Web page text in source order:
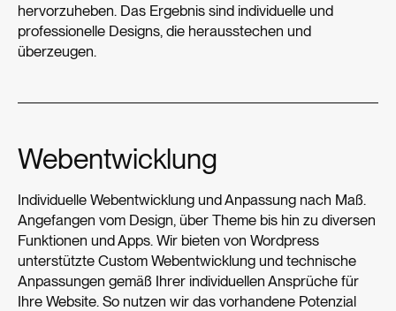
hervorzuheben. Das Ergebnis sind individuelle und
professionelle Designs, die herausstechen und
überzeugen.
Webentwicklung
Individuelle Webentwicklung und Anpassung nach Maß.
Angefangen vom Design, über Theme bis hin zu diversen
Funktionen und Apps. Wir bieten von Wordpress
unterstützte Custom Webentwicklung und technische
Anpassungen gemäß Ihrer individuellen Ansprüche für
Ihre Website. So nutzen wir das vorhandene Potenzial